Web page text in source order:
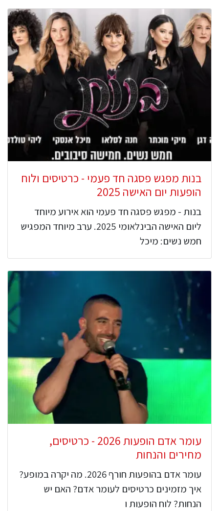
בנות מפגש פסגה חד פעמי - כרטיסים ולוח
הופעות יום האישה 2025
בנות - מפגש פסגה חד פעמי הוא אירוע מיוחד
ליום האישה הבינלאומי 2025. ערב מיוחד המפגיש
חמש נשים: מיכל
עומר אדם הופעות 2026 - כרטיסים,
מחירים והנחות
עומר אדם בהופעות חורף 2026. מה יקרה במופע?
איך מזמינים כרטיסים לעומר אדם? האם יש
הנחות? לוח הופעות ו